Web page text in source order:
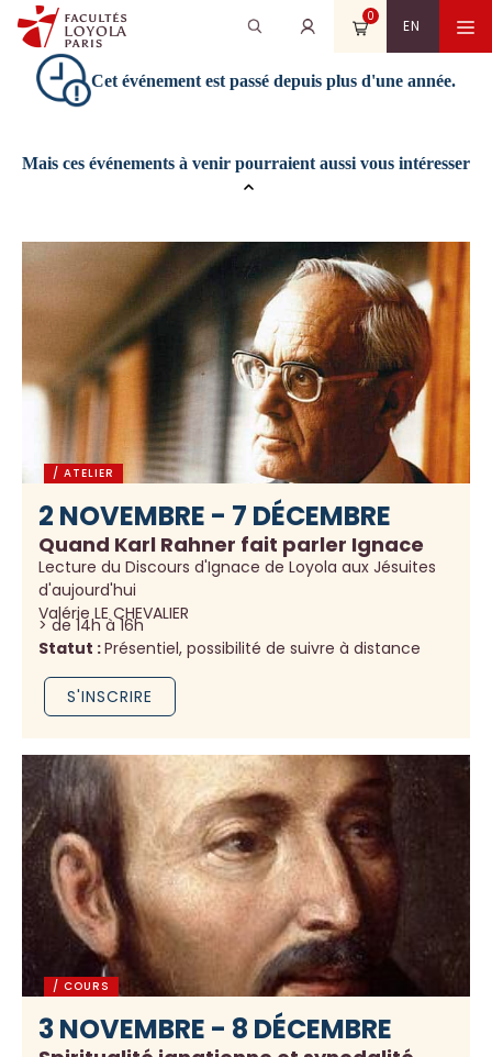
au
contenu
EN
0
Recherche
pour
Rechercher
Cet événement est passé depuis plus d'une année.
Mais ces événements à venir pourraient aussi vous intéresser
/ ATELIER
2 NOVEMBRE - 7 DÉCEMBRE
Quand Karl Rahner fait parler Ignace
Lecture du Discours d'Ignace de Loyola aux Jésuites
d'aujourd'hui
Valérie LE CHEVALIER
> de 14h à 16h
Statut :Présentiel, possibilité de suivre à distance
S'INSCRIRE
/ COURS
3 NOVEMBRE - 8 DÉCEMBRE